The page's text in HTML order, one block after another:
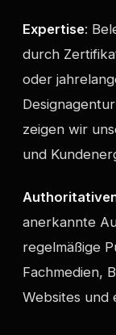
Expertise:
durch
oder
zeigen wir
und
anerkannte
regelmäßige
Fachmedien,
Websites und